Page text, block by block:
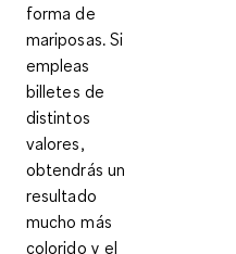
forma de
mariposas. Si
empleas
billetes de
distintos
valores,
obtendrás un
resultado
mucho más
colorido y el